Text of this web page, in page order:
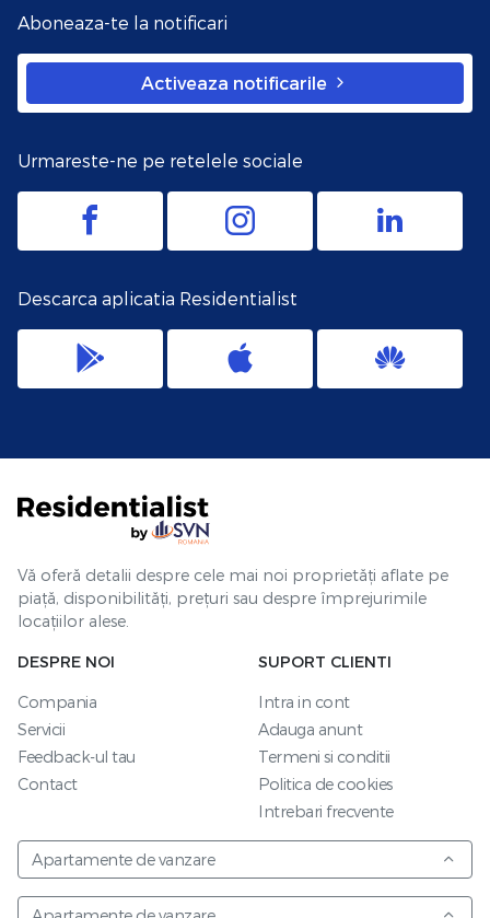
Aboneaza-te la notificari
Activeaza notificarile
Urmareste-ne pe retelele sociale
Descarca aplicatia Residentialist
Vă oferă detalii despre cele mai noi proprietăți aflate pe
piață, disponibilități, prețuri sau despre împrejurimile
locațiilor alese.
DESPRE NOI
Compania
Servicii
Feedback-ul tau
Contact
SUPORT CLIENTI
Intra in cont
Adauga anunt
Termeni si conditii
Politica de cookies
Intrebari frecvente
Apartamente de vanzare